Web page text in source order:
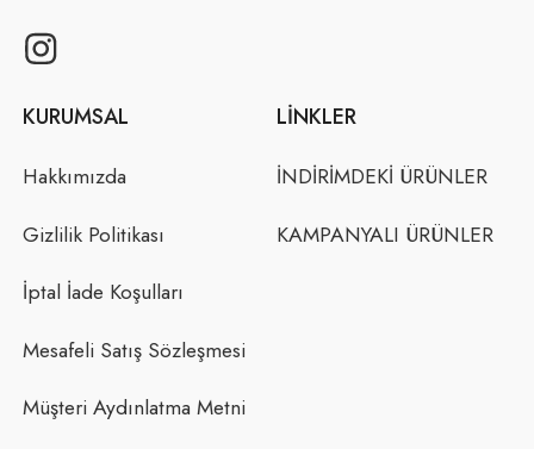
KURUMSAL
Hakkımızda
Gizlilik Politikası
İptal İade Koşulları
Mesafeli Satış Sözleşmesi
Müşteri Aydınlatma Metni
LINKLER
İNDİRİMDEKİ ÜRÜNLER
KAMPANYALI ÜRÜNLER